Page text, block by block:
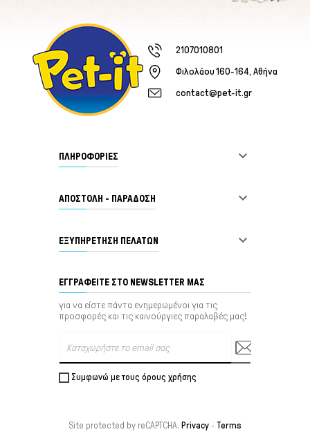
2107010801
Φιλολάου 160-164, Αθήνα
contact@pet-it.gr
ΠΛΗΡΟΦΟΡΙΕΣ 
ΑΠΟΣΤΟΛΗ - ΠΑΡΑΔΟΣΗ 
ΕΞΥΠΗΡΈΤΗΣΗ ΠΕΛΑΤΏΝ 
ΕΓΓΡΑΦΕΊΤΕ ΣΤΟ NEWSLETTER ΜΑΣ
για να είστε πάντα ενημερωμένοι για τις
προσφορές και τις καινούργιες παραλαβές μας!
Συμφωνώ με τους όρους χρήσης
Site protected by reCAPTCHA. Privacy- Terms